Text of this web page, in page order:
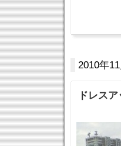
2010年
ドレス